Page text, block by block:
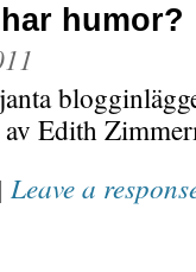
humor?
Edith
| Leave a